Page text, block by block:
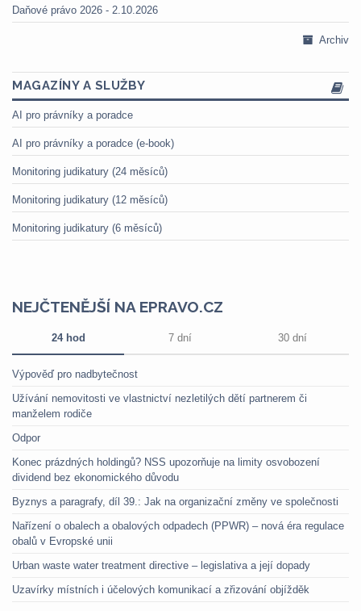
Daňové právo 2026 - 2.10.2026
Archiv
MAGAZÍNY A SLUŽBY
AI pro právníky a poradce
AI pro právníky a poradce (e-book)
Monitoring judikatury (24 měsíců)
Monitoring judikatury (12 měsíců)
Monitoring judikatury (6 měsíců)
NEJČTENĚJŠÍ NA EPRAVO.CZ
24 hod 7 dní 30 dní
Výpověď pro nadbytečnost
Užívání nemovitosti ve vlastnictví nezletilých dětí partnerem či
manželem rodiče
Odpor
Konec prázdných holdingů? NSS upozorňuje na limity osvobození
dividend bez ekonomického důvodu
Byznys a paragrafy, díl 39.: Jak na organizační změny ve společnosti
Nařízení o obalech a obalových odpadech (PPWR) – nová éra regulace
obalů v Evropské unii
Urban waste water treatment directive – legislativa a její dopady
Uzavírky místních i účelových komunikací a zřizování objížděk